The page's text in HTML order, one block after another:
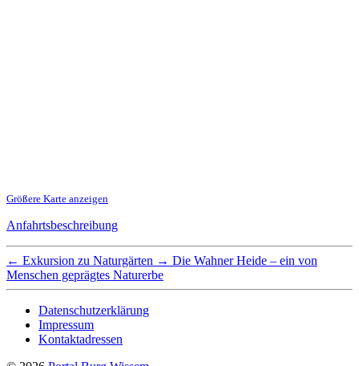
Größere Karte anzeigen
Anfahrtsbeschreibung
← Exkursion zu Naturgärten → Die Wahner Heide – ein von
Menschen geprägtes Naturerbe
Datenschutzerklärung
Impressum
Kontaktadressen